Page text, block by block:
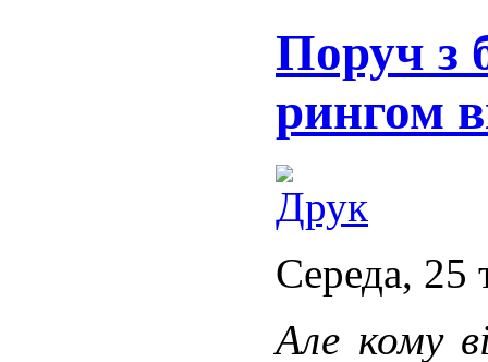
Поруч з
рингом
Середа, 25
Але кому